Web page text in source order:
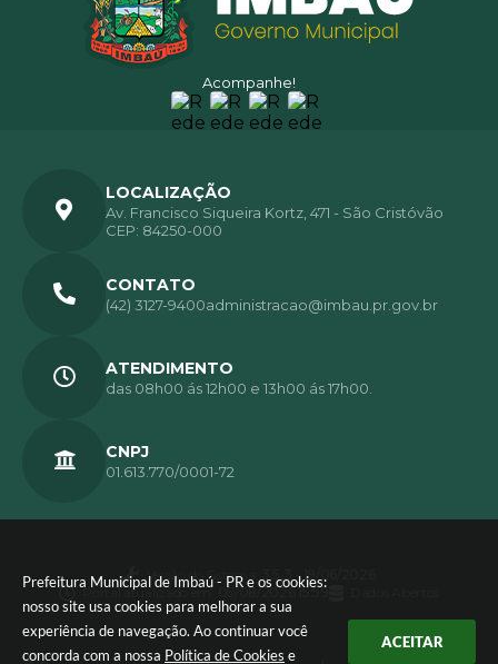
Prefeitura Municipal de Imbaú - PR e os cookies:
nosso site usa cookies para melhorar a sua
experiência de navegação. Ao continuar você
concorda com a nossa Política de Cookies e
ACEITAR
Acompanhe!
LOCALIZAÇÃO
Av. Francisco Siqueira Kortz, 471 - São Cristóvão
CEP: 84250-000
CONTATO
(42) 3127-9400administracao@imbau.pr.gov.br
ATENDIMENTO
das 08h00 ás 12h00 e 13h00 ás 17h00.
CNPJ
01.613.770/0001-72
Versão do Sistema:
3.5.3 - 19/06/2026
Portal atualizado em:
05/08/2026 15:59